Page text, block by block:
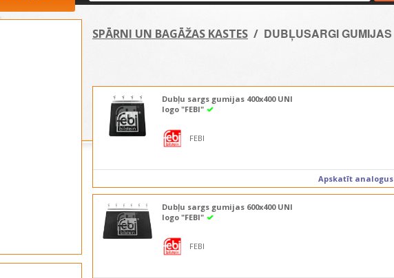
SPĀRNI UN BAGĀŽAS KASTES / DUBĻUSARGI GUMIJAS
Dubļu sargs gumijas 400x400 UNI
logo "FEBI"
FEBI
Apskatīt analogus
Dubļu sargs gumijas 600x400 UNI
logo "FEBI"
FEBI